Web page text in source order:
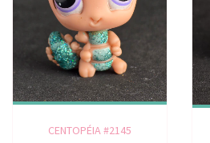
CENTOPÉIA #2145